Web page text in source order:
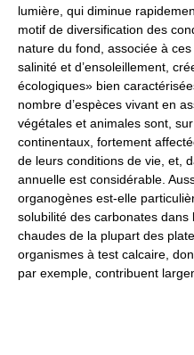
lumière, qui diminue
motif de diversification des
nature du fond, associée à
salinité et d’ensoleillement,
écologiques» bien
nombre d’espèces vivant en
végétales et animales sont,
continentaux, fortement
de leurs conditions de vie, et,
annuelle est considérable.
organogènes est-elle
solubilité des carbonates
chaudes de la plupart des
organismes à test calcaire,
par exemple, contribuent